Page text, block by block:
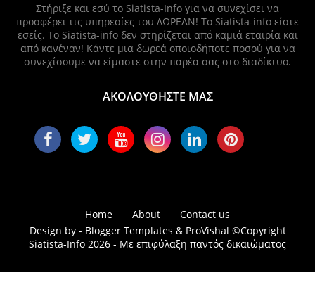
Στήριξε και εσύ το Siatista-Info για να συνεχίσει να
προσφέρει τις υπηρεσίες του ΔΩΡΕΑΝ! Το Siatista-info είστε
εσείς. Το Siatista-info δεν στηρίζεται από καμιά εταιρία και
από κανέναν! Κάντε μια δωρεά οποιοδήποτε ποσού για να
συνεχίσουμε να είμαστε στην παρέα σας στο διαδίκτυο.
ΑΚΟΛΟΥΘΗΣΤΕ ΜΑΣ
Home About
Contact us
Design by - Blogger Templates & ProVishal ©Copyright
Siatista-Info 2026 - Με επιφύλαξη παντός δικαιώματος